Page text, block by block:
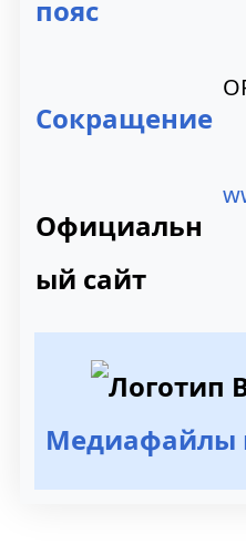
пояс
Сокращение
Официальн
ый сайт
Медиафайлы